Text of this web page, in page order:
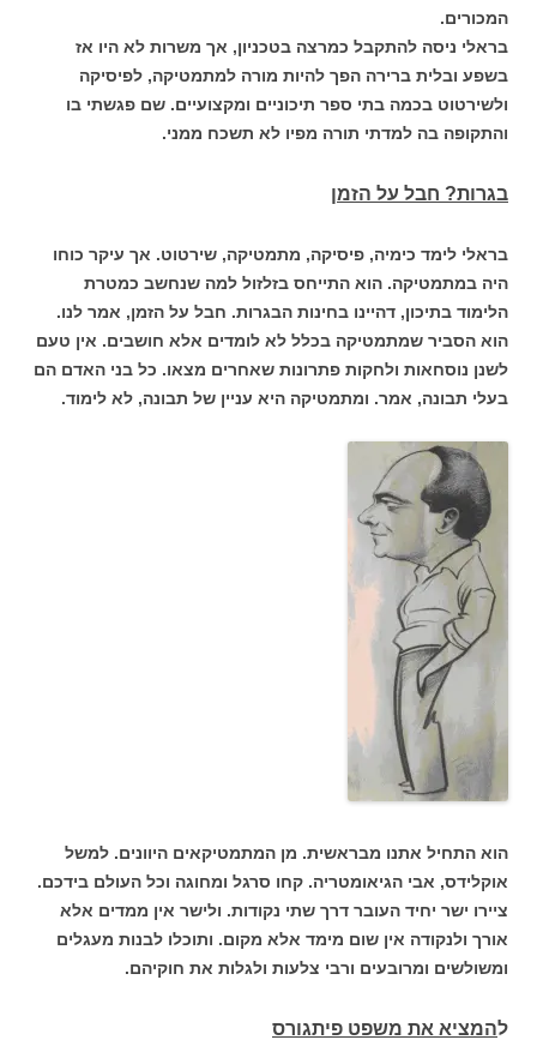
המכורים.
בראלי ניסה להתקבל כמרצה בטכניון, אך משרות לא היו אז
בשפע ובלית ברירה הפך להיות מורה למתמטיקה, לפיסיקה
ולשירטוט בכמה בתי ספר תיכוניים ומקצועיים. שם פגשתי בו
והתקופה בה למדתי תורה מפיו לא תשכח ממני.
בגרות? חבל על הזמן
בראלי לימד כימיה, פיסיקה, מתמטיקה, שירטוט. אך עיקר כוחו
היה במתמטיקה. הוא התייחס בזלזול למה שנחשב כמטרת
הלימוד בתיכון, דהיינו בחינות הבגרות. חבל על הזמן, אמר לנו.
הוא הסביר שמתמטיקה בכלל לא לומדים אלא חושבים. אין טעם
לשנן נוסחאות ולחקות פתרונות שאחרים מצאו. כל בני האדם הם
בעלי תבונה, אמר. ומתמטיקה היא עניין של תבונה, לא לימוד.
הוא התחיל אתנו מבראשית. מן המתמטיקאים היוונים. למשל
אוקלידס, אבי הגיאומטריה. קחו סרגל ומחוגה וכל העולם בידכם.
ציירו ישר יחיד העובר דרך שתי נקודות. ולישר אין ממדים אלא
אורך ולנקודה אין שום מימד אלא מקום. ותוכלו לבנות מעגלים
ומשולשים ומרובעים ורבי צלעות ולגלות את חוקיהם.
להמציא אתמשפט פיתגורס